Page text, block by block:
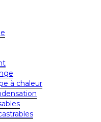
à chaleur